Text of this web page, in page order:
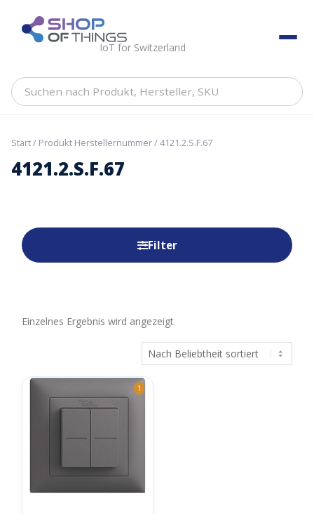
content ShopOfThings
IoT for Switzerland
Suchen
Hersteller,
Start/ Produkt Herstellernummer / 4121.2.S.F.67
4121.2.S.F.67
Filter
Einzelnes Ergebnis wird angezeigt
1